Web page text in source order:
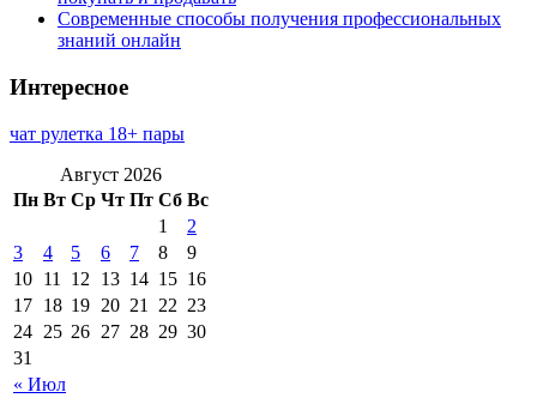
Современные способы получения профессиональных
знаний онлайн
Интересное
чат рулетка 18+ пары
Август 2026
Пн Вт Ср Чт Пт Сб Вс
« Июл
1
2
3
4 5 6 7 8
9
10 11 12 13 14 15 16
17 18 19 20 21 22 23
24 25 26 27 28 29 30
31